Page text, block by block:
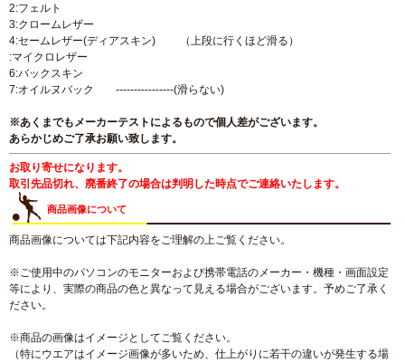
2:フェルト
3:クロームレザー
4:セームレザー(ディアスキン) （上段に行くほど滑る）
:マイクロレザー
6:バックスキン
7:オイルヌバック ----------------(滑らない)
※あくまでもメーカーテストによるもので個人差がございます。
あらかじめご了承お願い致します。
お取り寄せになります。
取引先品切れ、廃番終了の場合は判明した時点でご連絡いたします。
商品画像について
商品画像については下記内容をご理解の上ご覧ください。
※ご使用中のパソコンのモニターおよび携帯電話のメーカー・機種・画面設定
等により、実際の商品の色と異なって見える場合がございます。予めご了承く
ださい。
※商品の画像はイメージとしてご覧ください。
（特にウエアはイメージ画像が多いため、仕上がりに若干の違いが発生する場